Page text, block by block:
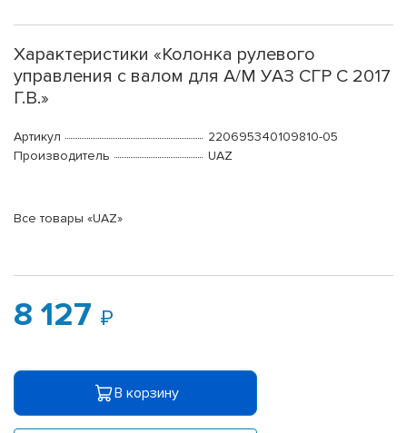
Характеристики «Колонка рулевого
управления с валом для А/М УАЗ СГР С 2017
Г.В.»
Артикул
220695340109810-05
Производитель
UAZ
Все товары «UAZ»
8 127
В корзину